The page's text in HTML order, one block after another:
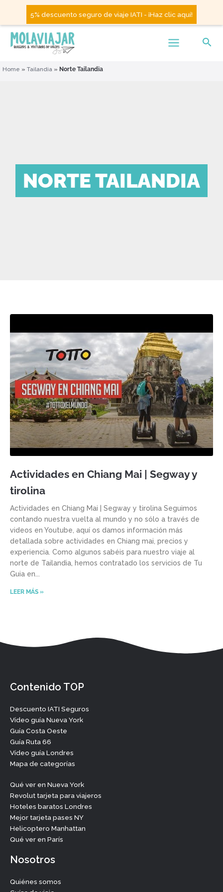
5% descuento seguro de viaje IATI - ¡Haz clic aquí!
Home » Tailandia » Norte Tailandia
NORTE TAILANDIA
Actividades en Chiang Mai | Segway y
tirolina
Actividades en Chiang Mai | Segway y tirolina Seguimos
contando nuestra vuelta al mundo y no sólo a través de
videos en Youtube, aquí os damos información más
detallada sobre actividades en Chiang mai, precios y
experiencia. Como algunos sabéis para nuestro viaje al
norte de Tailandia, hemos contratado los servicios de Tu
Guia en
LEER MÁS »
Contenido TOP
Descuento IATI Seguros
Vídeo guía Nueva York
Guía Costa Oeste
Guía Ruta 66
Vídeo guía Londres
Mapa de categorías
Qué ver en Nueva York
Revolut tarjeta para viajeros
Hoteles baratos Londres
Mejor tarjeta pases NY
Helicoptero Manhattan
Qué ver en París
Nosotros
Quiénes somos